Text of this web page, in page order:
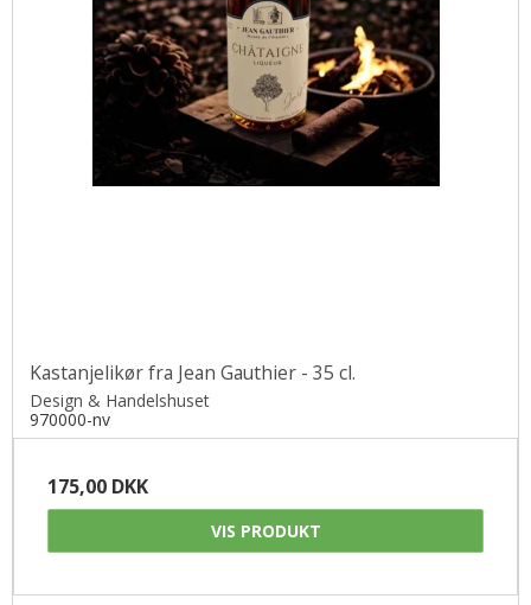
Kastanjelikør fra Jean Gauthier - 35 cl.
Design & Handelshuset
970000-nv
175,00 DKK
VIS PRODUKT